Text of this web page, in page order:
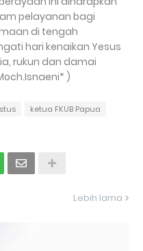
pelayanan bagi
di tengah
hari kenaikan Yesus
rukun dan damai
)
ketua FKUB Papua
Lebih lama